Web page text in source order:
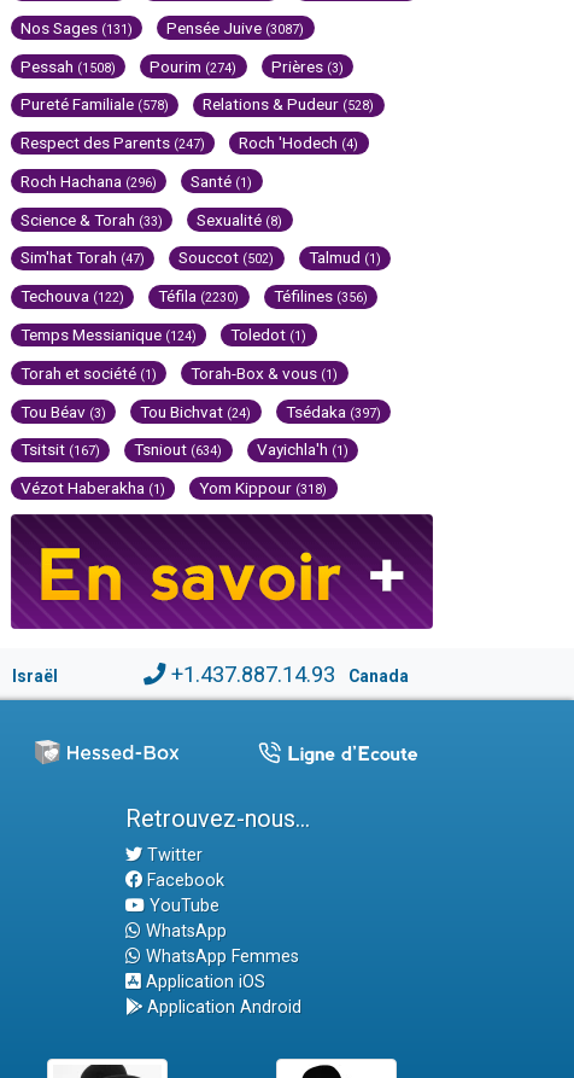
Nos Sages (131) Pensée Juive (3087)
Pessah (1508) Pourim (274) Prières (3)
Pureté Familiale (578) Relations & Pudeur (528)
Respect des Parents (247) Roch 'Hodech (4)
Roch Hachana (296) Santé (1)
Science & Torah (33) Sexualité (8)
Sim'hat Torah (47) Souccot (502) Talmud (1)
Techouva (122) Téfila (2230) Téfilines (356)
Temps Messianique (124) Toledot (1)
Torah et société (1) Torah-Box & vous (1)
Tou Béav (3) Tou Bichvat (24) Tsédaka (397)
Tsitsit (167) Tsniout (634) Vayichla'h (1)
Vézot Haberakha (1) Yom Kippour (318)
Israël +1.437.887.14.93 Canada
Retrouvez-nous...
Twitter
Facebook
YouTube
WhatsApp
WhatsApp Femmes
Application iOS
Application Android